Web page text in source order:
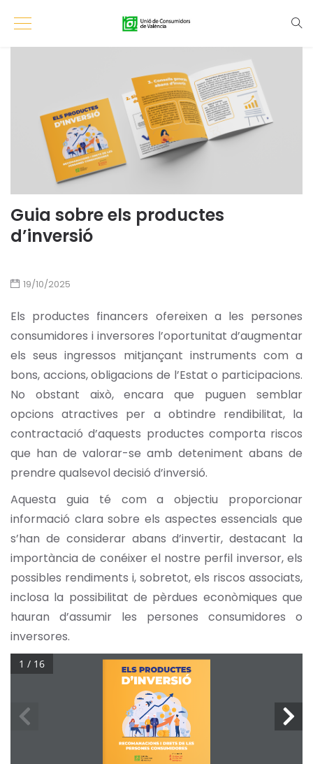
Guia sobre els productes
d’inversió
19/10/2025
Els productes financers ofereixen a les persones
consumidores i inversores l’oportunitat d’augmentar
els seus ingressos mitjançant instruments com a
bons, accions, obligacions de l’Estat o participacions.
No obstant això, encara que puguen semblar
opcions atractives per a obtindre rendibilitat, la
contractació d’aquests productes comporta riscos
que han de valorar-se amb deteniment abans de
prendre qualsevol decisió d’inversió.
Aquesta guia té com a objectiu proporcionar
informació clara sobre els aspectes essencials que
s’han de considerar abans d’invertir, destacant la
importància de conéixer el nostre perfil inversor, els
possibles rendiments i, sobretot, els riscos associats,
inclosa la possibilitat de pèrdues econòmiques que
hauran d’assumir les persones consumidores o
inversores.
ELS PRODUCTES
D’INVERSIÓ
RECOMANACIONS I DRETS DE LES
PERSONES CONSUMIDORES
Amb el suport de:
1 / 16